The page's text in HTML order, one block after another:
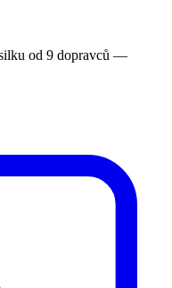
od 9 dopravců —